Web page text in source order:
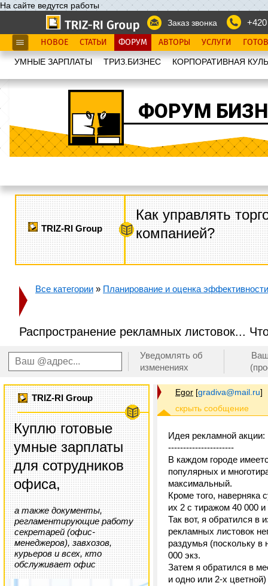
На сайте ведутся работы
Заказ звонка
НОВОЕ СТАТЬИ ФОРУМ АВТОРЫ УСЛУГИ
УМНЫЕ ЗАРПЛАТЫ ТРИЗ.БИЗНЕС КОРПОРАТИВНАЯ
ФОРУМ
TRIZ-RI Group
Как управлять
компанией?
Все категории » Планирование и оценка
Распространение рекламных листовок...
Уведомлять об
изменениях
TRIZ-RI Group
Куплю готовые
умные зарплаты
для сотрудников
офиса,
а также документы,
регламентирующие работу
секретарей (офис-
менеджеров), завхозов,
курьеров и всех, кто
обслуживает офис
Egor [gradiva@mail.ru]
Идея рекламной акции:
----------------------
В каждом городе
популярных и
максимальный.
Кроме того, наверняка
их 2 с тиражом 40 000 и
Так вот, я обратился в
рекламных листовок
раздумья (поскольку в
000 экз.
Затем я обратился в
и одно или 2-х